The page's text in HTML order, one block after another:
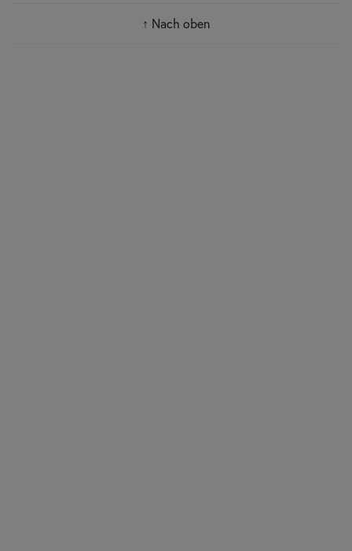
↑ Nach oben